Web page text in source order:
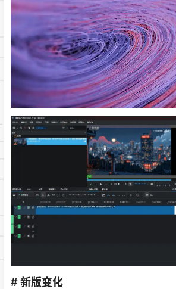
# 新版变化